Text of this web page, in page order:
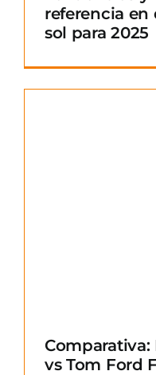
referencia en
sol para 2025
Comparativa:
vs Tom Ford